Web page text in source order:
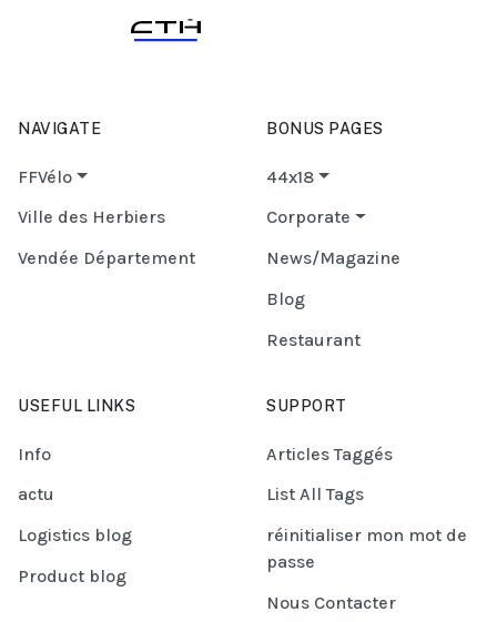
NAVIGATE
FFVélo
Ville des Herbiers
Vendée Département
BONUS PAGES
44x18
Corporate
News/Magazine
Blog
Restaurant
USEFUL LINKS
Info
actu
Logistics blog
Product blog
SUPPORT
Articles Taggés
List All Tags
réinitialiser mon mot de
passe
Nous Contacter